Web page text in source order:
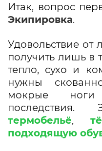
Итак, вопрос
Экипировка.
Удовольствие
получить лишь в
тепло, сухо и
нужны
мокрые
последствия.
термобельё,
подходящую